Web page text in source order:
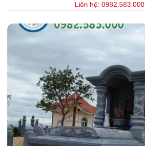
Liên hệ: 0982.583.000